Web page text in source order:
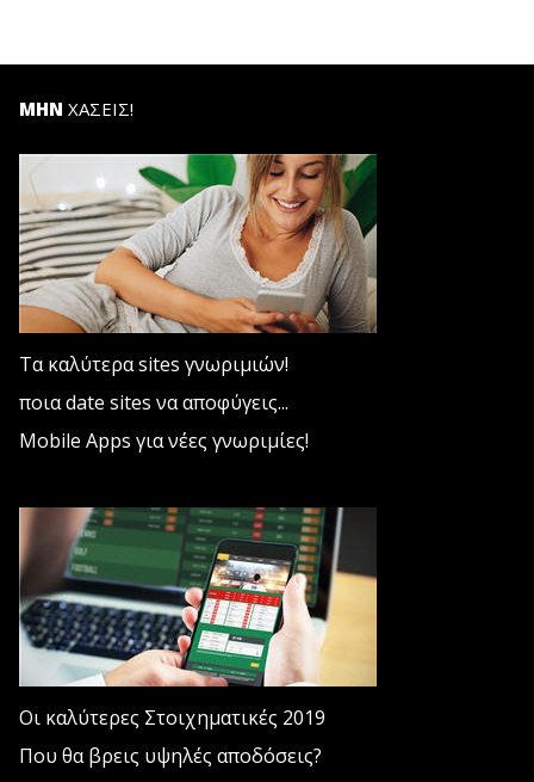
ΜΗΝ ΧΑΣΕΙΣ!
Τα καλύτερα sites γνωριμιών!
ποια date sites να αποφύγεις...
Mobile Apps για νέες γνωριμίες!
Οι καλύτερες Στοιχηματικές 2019
Που θα βρεις υψηλές αποδόσεις?